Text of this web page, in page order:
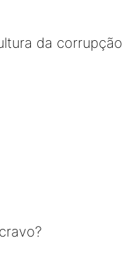
da corrupção